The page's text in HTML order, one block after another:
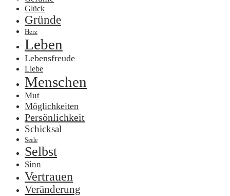
Glück
Gründe
Herz
Leben
Lebensfreude
Liebe
Menschen
Mut
Möglichkeiten
Persönlichkeit
Schicksal
Seele
Selbst
Sinn
Vertrauen
Veränderung